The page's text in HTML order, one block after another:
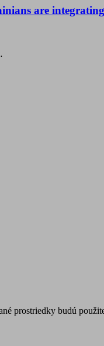
are
prostriedky budú